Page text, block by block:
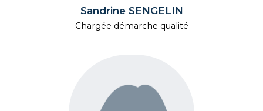
Sandrine SENGELIN
Chargée démarche qualité